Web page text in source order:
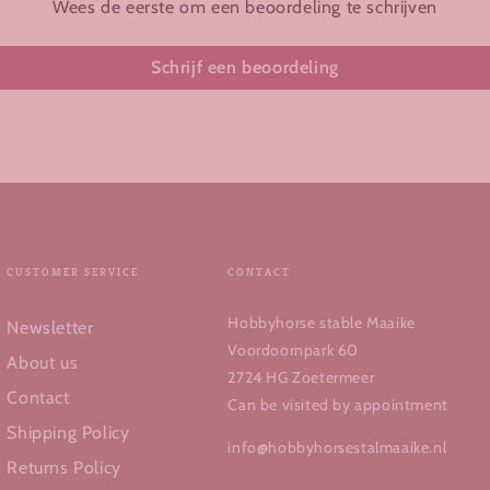
Wees de eerste om een beoordeling te schrijven
Schrijf een beoordeling
CUSTOMER SERVICE
Newsletter
About us
Contact
Shipping Policy
Returns Policy
CONTACT
Hobbyhorse stable Maaike
Voordoornpark 60
2724 HG Zoetermeer
Can be visited by appointment
info@hobbyhorsestalmaaike.nl